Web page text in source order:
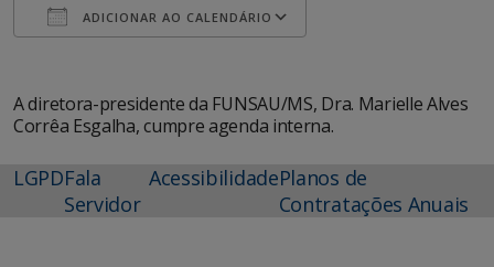
ADICIONAR AO CALENDÁRIO
A diretora-presidente da FUNSAU/MS, Dra. Marielle Alves
Corrêa Esgalha, cumpre agenda interna.
LGPDFala
Servidor
AcessibilidadePlanos de
Contratações Anuais